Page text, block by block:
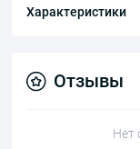
Характеристики
Отзывы
Нет